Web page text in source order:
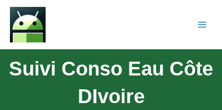
Suivi Conso Eau Côte
DIvoire